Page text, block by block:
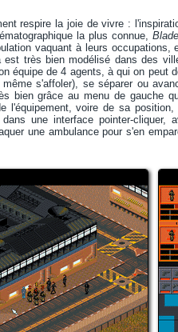
respire la joie de vivre :
la plus connue,
vaquant à leurs
très bien modélisé dans des
équipe de 4 agents, à qui on peut
s'affoler), se séparer ou
bien grâce au menu de
l'équipement, voire de sa
une interface pointer-cliquer,
une ambulance pour s'en